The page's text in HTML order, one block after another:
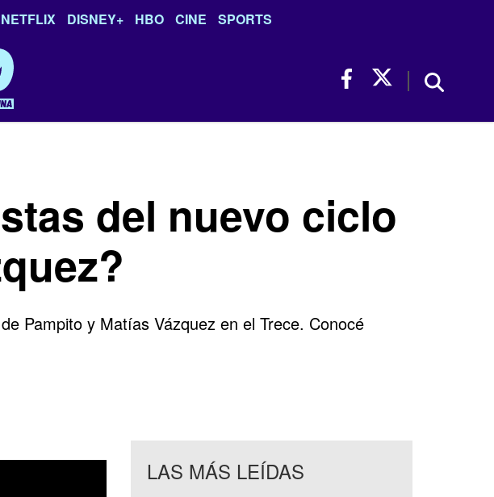
NETFLIX DISNEY+ HBO CINE SPORTS
del nuevo ciclo
Pampito y Matías Vázquez en el Trece. Conocé
LAS MÁS LEÍDAS